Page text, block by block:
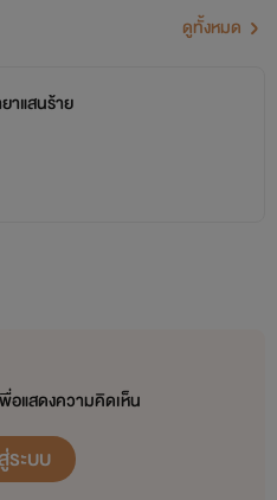
จะอยู่กับใคร นอนกับใคร มันก็
ว และอ้อยอิ่งอยู่บริเวณเนินอก
เสมอ...ไม่ว่าจะตอนนี้ หรือตอน
ยๆ กลีบปากบางเฉียบเม้มติดกัน
ดูทั้งหมด
าแสนร้าย
อแสดงความคิดเห็น
ระบบ